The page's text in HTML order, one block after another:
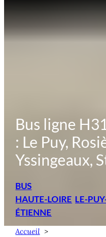
Bus ligne
: Le Puy,
Yssingeaux,
BUS
HAUTE-LOIRE LE-
ÉTIENNE
Accueil